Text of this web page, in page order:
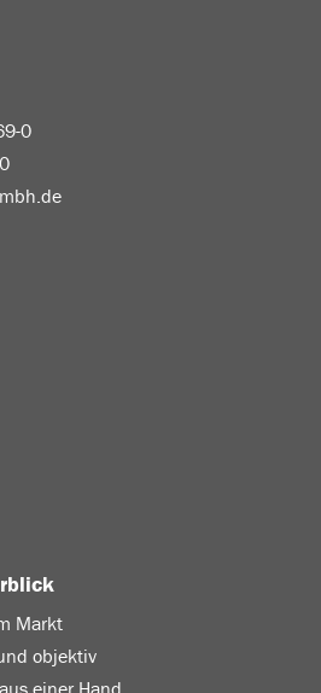
0
Markt
objektiv
einer Hand